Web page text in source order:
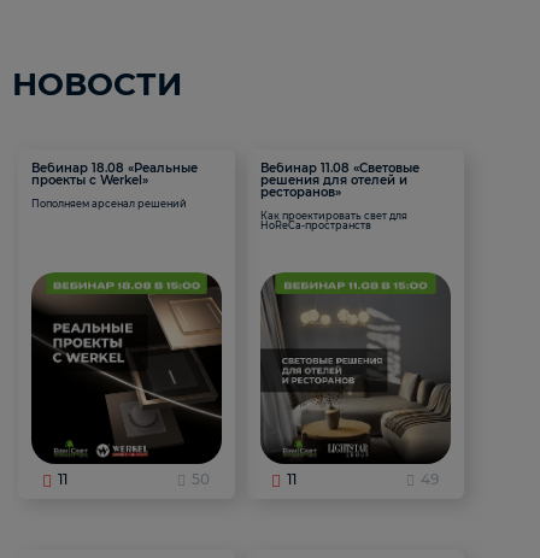
НОВОСТИ
Вебинар 18.08 «Реальные
проекты с Werkel»
Пополняем арсенал решений
11 50
Вебинар 11.08 «Световые
решения для отелей и
ресторанов»
Как проектировать свет для
HoReCa-пространств
11 49